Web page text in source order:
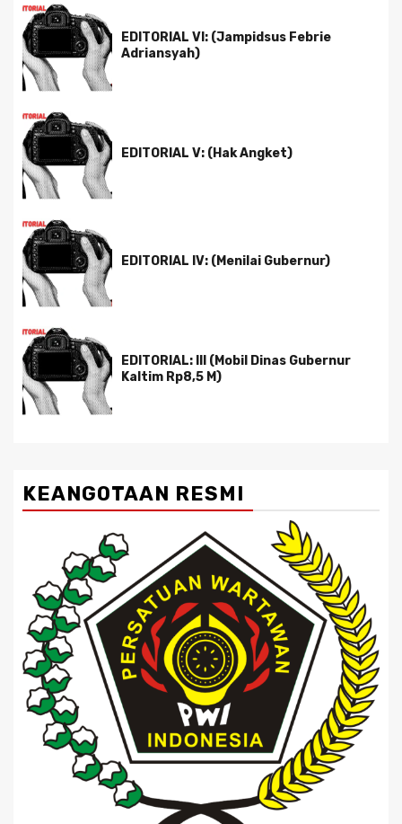
EDITORIAL VI: (Jampidsus Febrie
Adriansyah)
EDITORIAL V: (Hak Angket)
EDITORIAL IV: (Menilai Gubernur)
EDITORIAL: III (Mobil Dinas Gubernur
Kaltim Rp8,5 M)
KEANGOTAAN RESMI